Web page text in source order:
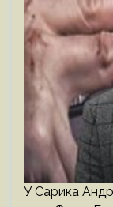
У Сарика